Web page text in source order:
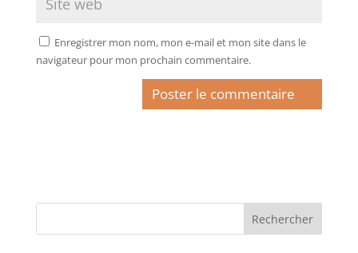
Enregistrer mon nom, mon e-mail et mon site dans le
navigateur pour mon prochain commentaire.
n